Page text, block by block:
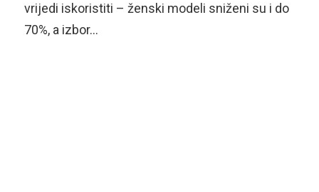
vrijedi iskoristiti – ženski modeli sniženi su i do
70%, a izbor…